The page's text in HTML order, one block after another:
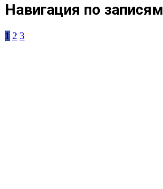
Навигация по записям
1 2 3